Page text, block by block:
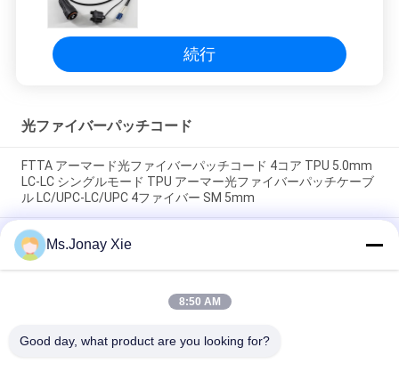
続行
光ファイバーパッチコード
FTTA アーマード光ファイバーパッチコード 4コア TPU 5.0mm
LC-LC シングルモード TPU アーマー光ファイバーパッチケーブ
ル LC/UPC-LC/UPC 4ファイバー SM 5mm
外部8コア装甲光ファイバーパッチコードLCからLC6.0mm 単一
モデル プラスチックドラム 8ファイバー光ファイバージャンパ
ーLC/UPC-LC/UPC プラスチックケーブルロール
MPO - LC uniboot 8芯 OM3光ファイバーパッチコード MTP - LC
Ms.Jonay Xie
8:50 AM
Good day, what product are you looking for?